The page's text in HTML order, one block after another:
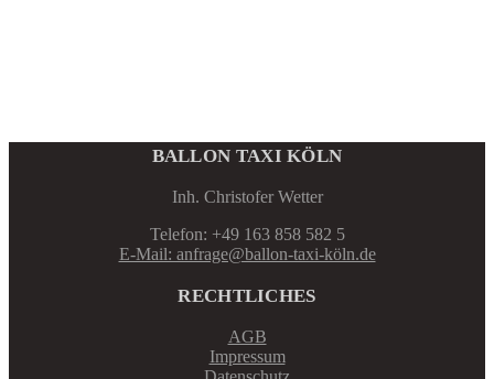
BALLON TAXI KÖLN
Inh. Christofer Wetter
Telefon: +49 163 858 582 5
E-Mail: anfrage@ballon-taxi-köln.de
RECHTLICHES
AGB
Impressum